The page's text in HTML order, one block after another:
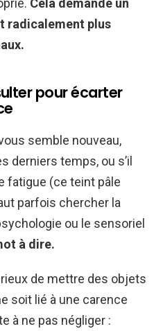
Cela demande un
radicalement plus
pour écarter
semble nouveau,
derniers temps, ou s’il
fatigue (ce teint pâle
parfois chercher la
ou le sensoriel
à dire.
de mettre des objets
soit lié à une carence
à ne pas négliger :